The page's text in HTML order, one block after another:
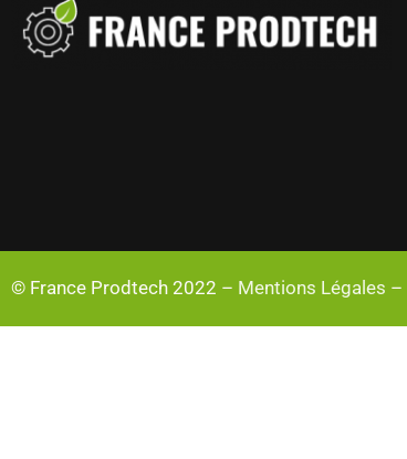
© France Prodtech 2022 – Mentions Légales –